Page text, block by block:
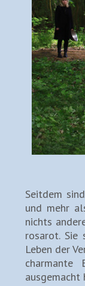
Seitdem
und mehr
nichts
rosarot. Sie
Leben der
charmante